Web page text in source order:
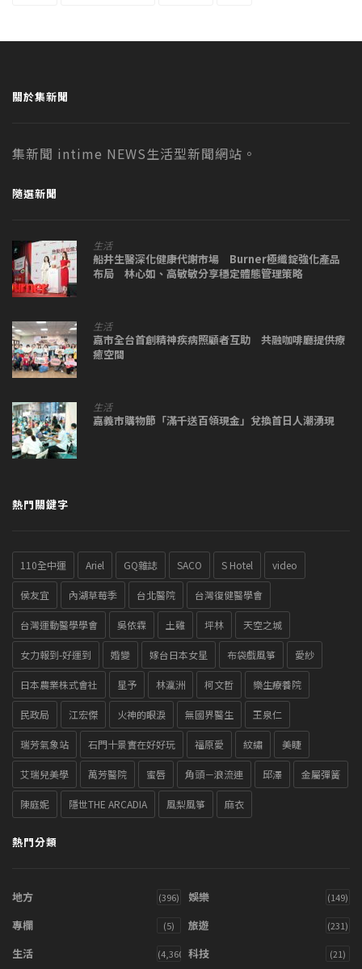
關於集新聞
集新聞 intime NEWS生活型新聞網站。
隨選新聞
生活
船井生醫深化健康代謝市場 Burner極纖錠強化產品
布局 林心如、高敏敏分享穩定體態管理策略
生活
嘉市全台首創精神疾病照顧者互助 共融咖啡廳提供療
癒空間
生活
嘉義市購物節「滿千送百領現金」兌換首日人潮湧現
熱門關鍵字
110全中運 Ariel GQ雜誌 SACO S Hotel video
侯友宜 內湖草莓季 台北醫院 台灣復健醫學會
台灣運動醫學學會 吳依霖 土雞 坪林 天空之城
女力報到-好運到 婚變 嫁台日本女星 布袋戲風箏 愛紗
日本農業株式會社 星予 林瀛洲 柯文哲 樂生療養院
民政局 江宏傑 火神的眼淚 無國界醫生 王泉仁
瑞芳氣象站 石門十景實在好好玩 福原愛 紋繡 美睫
艾瑞兒美學 萬芳醫院 蜜唇 角頭－浪流連 邱澤 金屬彈簧
陳庭妮 隱世THE ARCADIA 風梨風箏 麻衣
熱門分類
地方 (396) 娛樂 (149)
專欄 (5) 旅遊 (231)
生活 (4,360) 科技 (21)